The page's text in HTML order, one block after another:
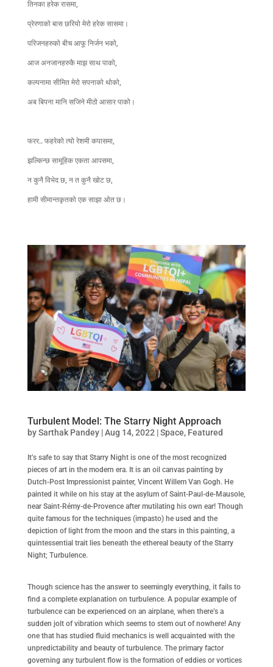
तिनका हरेक रासमा,
प्रेरणाको बास छरियो मेरो हरेक सासमा।
परिजनहरुको बीच आफू निर्जन भको,
आज अनजानहरुकै माझ साथ पाको,
कल्पनामा सीमित मेरो सपनाको थोको,
अब बिपना मानि सजिने मीठो आसार पाको।
फरर.. फहरेको त्यो रेशमी कपासमा,
झल्किन्छ सामूहिक एकता आपसमा,
न कुनै विभेद छ, न त कुनै खोट छ,
हामी सीमान्तकृतको एक साझा ओत छ।
Turbulent Model: The Starry Night Approach
bySarthak Pandey|Aug 14, 2022 |Space, Featured
It’s safe to say that Starry Night is one of the most recognized
pieces of art in the modern era. It is an oil canvas painting by
Dutch-Post Impressionist painter, Vincent Willem Van Gogh. He
painted it while on his stay at the asylum of Saint-Paul-de-Mausole,
near Saint-Rémy-de-Provence after mutilating his own ear! Though
quite famous for the techniques (impasto) he used and the
depiction of light from the moon and the stars in this painting, a
quintessential trait lies beneath the ethereal beauty of the Starry
Night; Turbulence.
Though science has the answer to seemingly everything, it fails to
find a complete explanation on turbulence. A popular example of
turbulence can be experienced on an airplane, when there’s a
sudden jolt of vibration which seems to stem out of nowhere! Any
one that has studied fluid mechanics is well acquainted with the
unpredictability and beauty of turbulence. The primary factor
governing any turbulent flow is the formation of eddies or vortices